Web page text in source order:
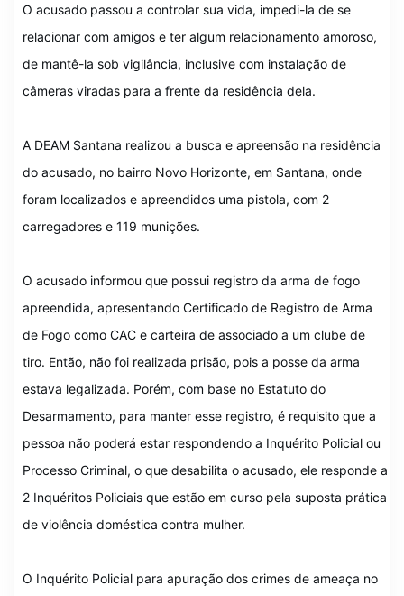
O acusado passou a controlar sua vida, impedi-la de se
relacionar com amigos e ter algum relacionamento amoroso,
de mantê-la sob vigilância, inclusive com instalação de
câmeras viradas para a frente da residência dela.
A DEAM Santana realizou a busca e apreensão na residência
do acusado, no bairro Novo Horizonte, em Santana, onde
foram localizados e apreendidos uma pistola, com 2
carregadores e 119 munições.
O acusado informou que possui registro da arma de fogo
apreendida, apresentando Certificado de Registro de Arma
de Fogo como CAC e carteira de associado a um clube de
tiro. Então, não foi realizada prisão, pois a posse da arma
estava legalizada. Porém, com base no Estatuto do
Desarmamento, para manter esse registro, é requisito que a
pessoa não poderá estar respondendo a Inquérito Policial ou
Processo Criminal, o que desabilita o acusado, ele responde a
2 Inquéritos Policiais que estão em curso pela suposta prática
de violência doméstica contra mulher.
O Inquérito Policial para apuração dos crimes de ameaça no